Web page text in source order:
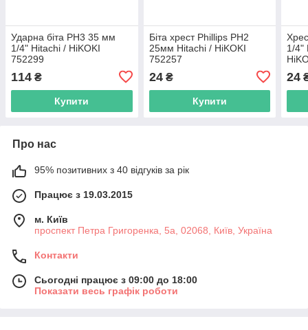
Ударна біта РН3 35 мм
1/4" Hitachi / HiKOKI
752299
114 ₴
Купити
Біта хрест Phillips РН2
25мм Hitachi / HiKOKI
752257
24₴
Купити
1/4"
24
Про нас
95% позитивних з 40 відгуків за рік
Працює з 19.03.2015
м. Київ
проспект Петра Григоренка, 5а, 02068, Київ, Україна
Контакти
Сьогодні працює з 09:00 до 18:00
Показати весь графік роботи